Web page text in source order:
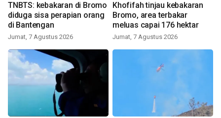
TNBTS: kebakaran di Bromo
diduga sisa perapian orang
di Bantengan
Jumat, 7 Agustus 2026
Khofifah tinjau kebakaran
Bromo, area terbakar
meluas capai 176 hektar
Jumat, 7 Agustus 2026